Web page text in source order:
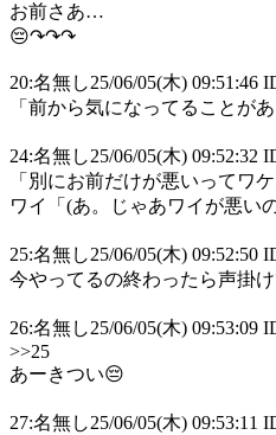
お前さあ…
😔↷↷↷
20:名無し25/06/05(木) 09:51:46
「前から気になってることが
24:名無し25/06/05(木) 09:52:32
「別にお前だけが悪いってワ
ワイ「(あ。じゃあワイが悪い
25:名無し25/06/05(木) 09:52:50
今やってるの終わったら声掛け
26:名無し25/06/05(木) 09:53:09
>>25
あーきつい😔
27:名無し25/06/05(木) 09:53:11